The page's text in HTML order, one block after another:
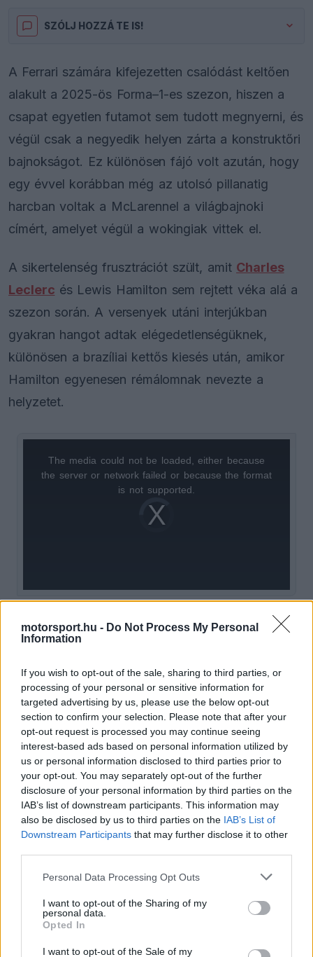
motorsport.hu - Do Not Process My Personal
Information
If you wish to opt-out of the sale, sharing to third parties, or
processing of your personal or sensitive information for
targeted advertising by us, please use the below opt-out
section to confirm your selection. Please note that after your
opt-out request is processed you may continue seeing
interest-based ads based on personal information utilized by
us or personal information disclosed to third parties prior to
your opt-out. You may separately opt-out of the further
disclosure of your personal information by third parties on the
IAB’s list of downstream participants. This information may
also be disclosed by us to third parties on the IAB’s List of
Downstream Participants that may further disclose it to other
Please note that this website/app uses one or more Google
not limited to your visit or usage behaviour. You may click to
grant or deny consent to Google and its third-party tags to
use your data for below specified purposes in below Google
consent section.
Personal Data Processing Opt Outs
I want to opt-out of the Sharing of my
personal data.
Opted In
I want to opt-out of the Sale of my
SZÓLJ HOZZÁ TE IS!
A Ferrari számára kifejezetten csalódást keltően
alakult a 2025-ös Forma–1-es szezon, hiszen a
csapat egyetlen futamot sem tudott megnyerni, és
végül csak a negyedik helyen zárta a konstruktőri
bajnokságot. Ez különösen fájó volt azután, hogy
egy évvel korábban még az utolsó pillanatig
harcban voltak a McLarennel a világbajnoki
címért, amelyet végül a wokingiak vittek el.
A sikertelenség frusztrációt szült, amit Charles
Leclerc és Lewis Hamilton sem rejtett véka alá a
szezon során. A versenyek utáni interjúkban
gyakran hangot adtak elégedetlenségüknek,
különösen a brazíliai kettős kiesés után, amikor
Hamilton egyenesen rémálomnak nevezte a
helyzetet.
Video
Player
loading.
The media could not be loaded, either because
the server or network failed or because the format
is not supported.
Ez a fajta nyíltság azonban nem mindenkinek
elnöke, John Elkann szerint a versenyzőknek
kevesebbet kellene beszélniük, és inkább a
vezetésre koncentrálniuk. A kijelentése komoly
visszhangot váltott ki, és újabb vitákat indított el a
csapaton belüli feszültségekről.
EZEKET IS AJÁNLJUK
FORMA-1
suttognak a Red Bullnál
FORMA-1